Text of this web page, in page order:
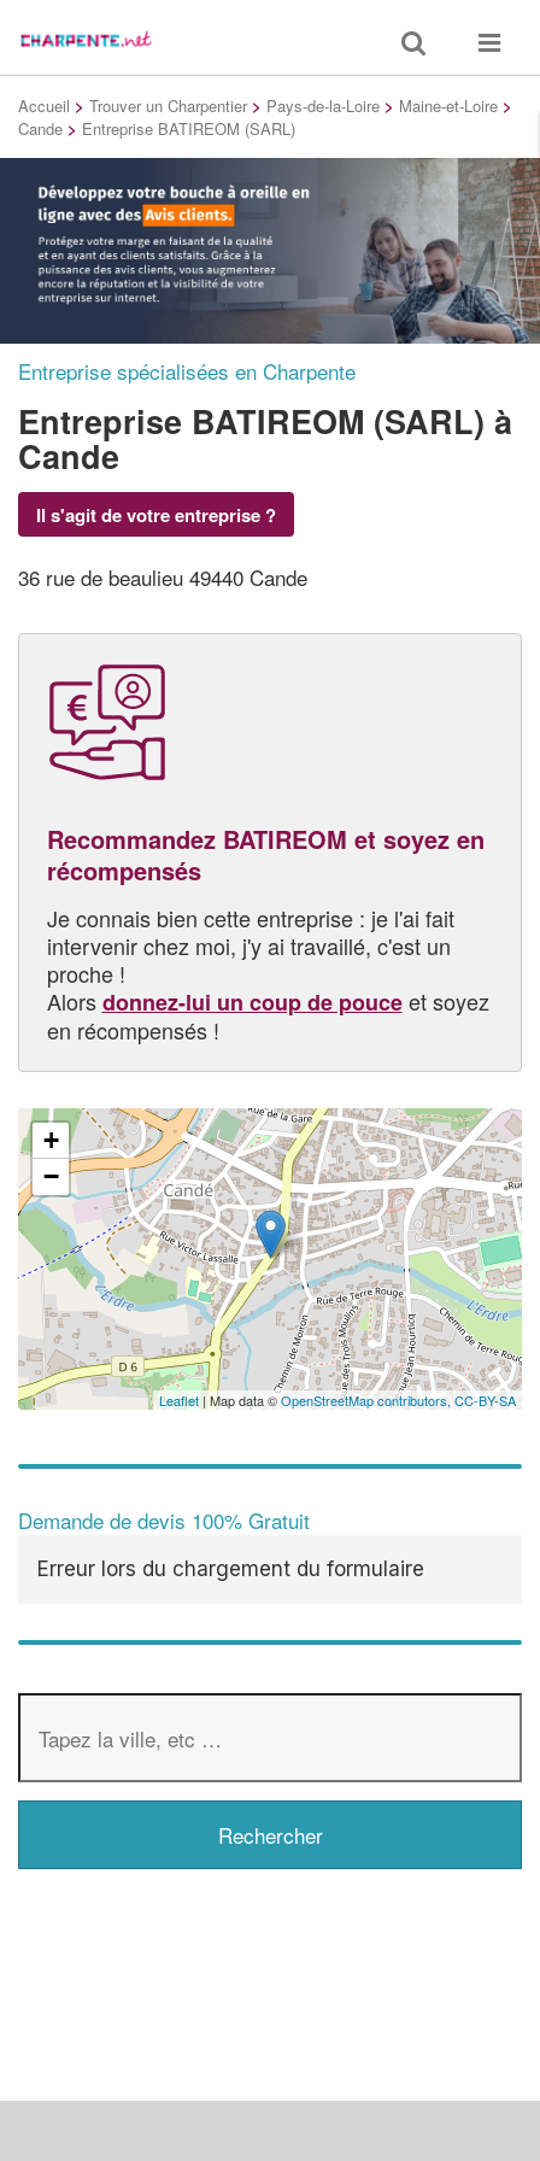
Toggle
search
Toggle
Accueil > Trouver un Charpentier > Pays-de-la-Loire > Maine-et-Loire >
Cande > Entreprise BATIREOM (SARL)
Entreprise spécialisées en Charpente
Entreprise BATIREOM (SARL) à
Cande
Il s'agit de votre entreprise ?
36 rue de beaulieu 49440 Cande
Recommandez BATIREOM et soyez en
récompensés
Je connais bien cette entreprise : je l'ai fait
intervenir chez moi, j'y ai travaillé, c'est un
proche !
Alorsdonnez-lui un coup de pouceet soyez
en récompensés !
+
−
Leaflet | Map data ©OpenStreetMap contributors,CC-BY-SA
Demande de devis 100% Gratuit
Erreur lors du chargement du formulaire